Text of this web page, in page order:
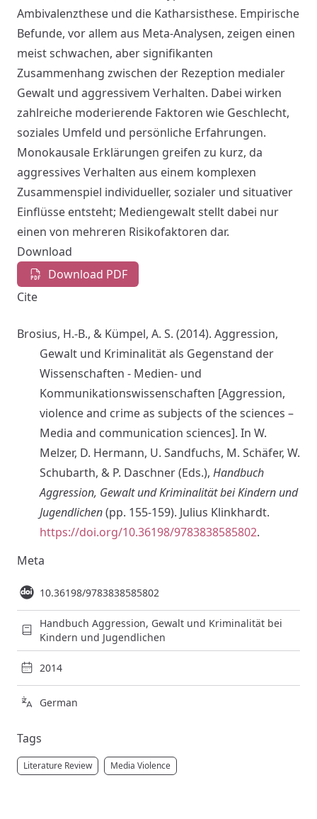
Ambivalenzthese und die Katharsisthese. Empirische
Befunde, vor allem aus Meta-Analysen, zeigen einen
meist schwachen, aber signifikanten
Zusammenhang zwischen der Rezeption medialer
Gewalt und aggressivem Verhalten. Dabei wirken
zahlreiche moderierende Faktoren wie Geschlecht,
soziales Umfeld und persönliche Erfahrungen.
Monokausale Erklärungen greifen zu kurz, da
aggressives Verhalten aus einem komplexen
Zusammenspiel individueller, sozialer und situativer
Einflüsse entsteht; Mediengewalt stellt dabei nur
einen von mehreren Risikofaktoren dar.
Download
Download PDF
Cite
Brosius, H.-B., & Kümpel, A. S. (2014). Aggression,
Gewalt und Kriminalität als Gegenstand der
Wissenschaften - Medien- und
Kommunikationswissenschaften [Aggression,
violence and crime as subjects of the sciences –
Media and communication sciences]. In W.
Melzer, D. Hermann, U. Sandfuchs, M. Schäfer, W.
Schubarth, & P. Daschner (Eds.), Handbuch
Aggression, Gewalt und Kriminalität bei Kindern und
Jugendlichen(pp. 155-159). Julius Klinkhardt.
https://doi.org/10.36198/9783838585802.
Meta
10.36198/9783838585802
Handbuch Aggression, Gewalt und Kriminalität bei
Kindern und Jugendlichen
2014
German
Tags
Literature Review Media Violence